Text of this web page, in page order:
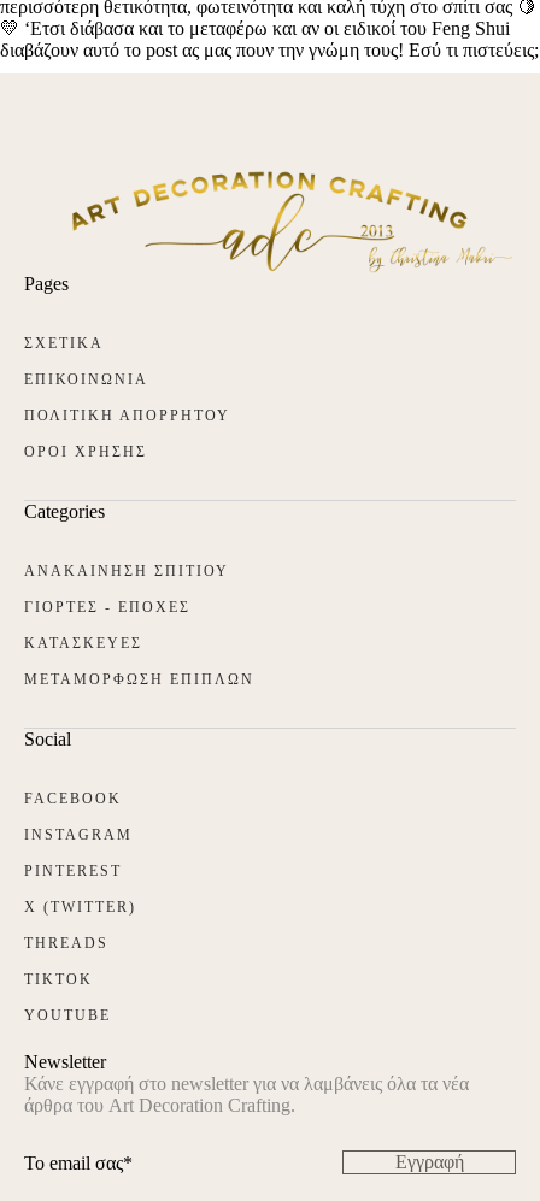
Pages
ΣΧΕΤΙΚΑ
ΕΠΙΚΟΙΝΩΝΙΑ
ΠΟΛΙΤΙΚΗ ΑΠΟΡΡΗΤΟΥ
ΟΡΟΙ ΧΡΗΣΗΣ
Categories
ΑΝΑΚΑΙΝΗΣΗ ΣΠΙΤΙΟΥ
ΓΙΟΡΤΕΣ - ΕΠΟΧΕΣ
ΚΑΤΑΣΚΕΥΕΣ
ΜΕΤΑΜΟΡΦΩΣΗ ΕΠΙΠΛΩΝ
Social
FACEBOOK
INSTAGRAM
PINTEREST
X (TWITTER)
THREADS
TIKTOK
YOUTUBE
Newsletter
Κάνε εγγραφή στο newsletter για να λαμβάνεις όλα τα νέα
άρθρα του Art Decoration Crafting.
Εγγραφή